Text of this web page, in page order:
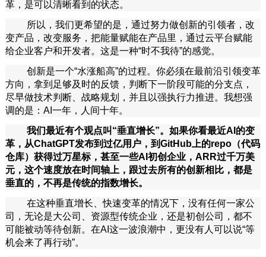
革，是可以清晰看到的状态。
所以，我们更希望的是，通过努力做创新的引领者，改
变产品，改变服务，把能量赋能在产品里，通过云平台赋能
给企业客户和开发者。这是一种“时不我待”的感觉。
创新是一个“水涨船高”的过程。你必须在最前沿引领变革
方向，拿到足够及时的反馈，判断下一阶段可能的分支点，
尽早做技术判断、战略规划，并且以强执行力推进。我想强
调的是：AI一年，人间十年。
我们最近有个观点叫“垂直增长”。如果你看最近AI的变
革，从ChatGPT发布到过亿用户，到GitHub上的repo（代码
仓库）获得过万星标，甚至一些AI初创企业，ARR过千万美
元，这个速度放在时间轴上，跟过去所有的创新相比，都是
垂直的，不再是传统的指数增长。
在这种垂直增长、快速变革的情况下，没有任何一家公
司，无论是大公司、资源型传统企业，还是初创公司，都不
可能被动等待创新。在AI这一波浪潮中，更没有人可以说“等
机会来了再行动”。